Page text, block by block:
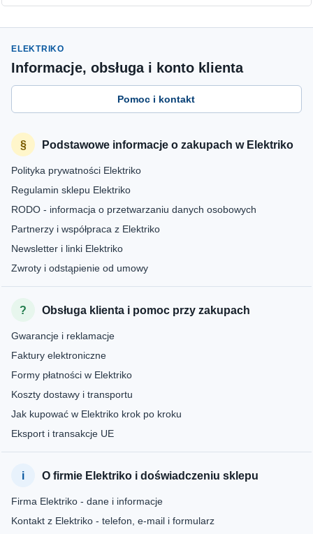
ELEKTRIKO
Informacje, obsługa i konto klienta
Pomoc i kontakt
Podstawowe informacje o zakupach w Elektriko
Polityka prywatności Elektriko
Regulamin sklepu Elektriko
RODO - informacja o przetwarzaniu danych osobowych
Partnerzy i współpraca z Elektriko
Newsletter i linki Elektriko
Zwroty i odstąpienie od umowy
Obsługa klienta i pomoc przy zakupach
Gwarancje i reklamacje
Faktury elektroniczne
Formy płatności w Elektriko
Koszty dostawy i transportu
Jak kupować w Elektriko krok po kroku
Eksport i transakcje UE
O firmie Elektriko i doświadczeniu sklepu
Firma Elektriko - dane i informacje
Kontakt z Elektriko - telefon, e-mail i formularz